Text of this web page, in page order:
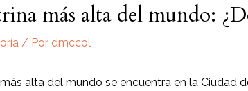
más alta del mundo:
/ Por dmccol
más alta del mundo se encuentra en la Ciudad